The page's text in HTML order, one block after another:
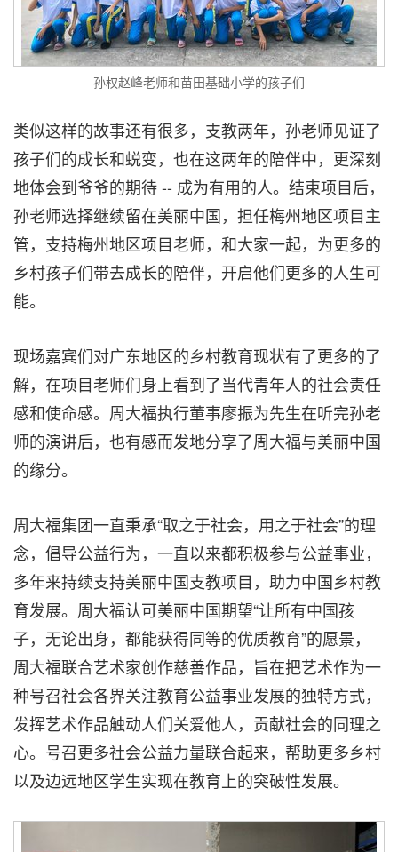
孙权赵峰老师和苗田基础小学的孩子们
类似这样的故事还有很多，支教两年，孙老师见证了
孩子们的成长和蜕变，也在这两年的陪伴中，更深刻
地体会到爷爷的期待 -- 成为有用的人。结束项目后，
孙老师选择继续留在美丽中国，担任梅州地区项目主
管，支持梅州地区项目老师，和大家一起，为更多的
乡村孩子们带去成长的陪伴，开启他们更多的人生可
能。
现场嘉宾们对广东地区的乡村教育现状有了更多的了
解，在项目老师们身上看到了当代青年人的社会责任
感和使命感。周大福执行董事廖振为先生在听完孙老
师的演讲后，也有感而发地分享了周大福与美丽中国
的缘分。
周大福集团一直秉承“取之于社会，用之于社会”的理
念，倡导公益行为，一直以来都积极参与公益事业，
多年来持续支持美丽中国支教项目，助力中国乡村教
育发展。周大福认可美丽中国期望“让所有中国孩
子，无论出身，都能获得同等的优质教育”的愿景，
周大福联合艺术家创作慈善作品，旨在把艺术作为一
种号召社会各界关注教育公益事业发展的独特方式，
发挥艺术作品触动人们关爱他人，贡献社会的同理之
心。号召更多社会公益力量联合起来，帮助更多乡村
以及边远地区学生实现在教育上的突破性发展。